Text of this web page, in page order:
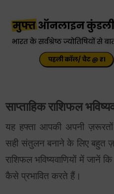
साप्ताहिक राशिफल
यह हफ्ता आपकी अपनी
सही संतुलन बनाने के लिए बहुत
राशिफल भविष्यवाणियों में जानें
कैसे प्रभावित करते हैं।